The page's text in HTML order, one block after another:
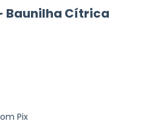
Baunilha Cítrica
Pix